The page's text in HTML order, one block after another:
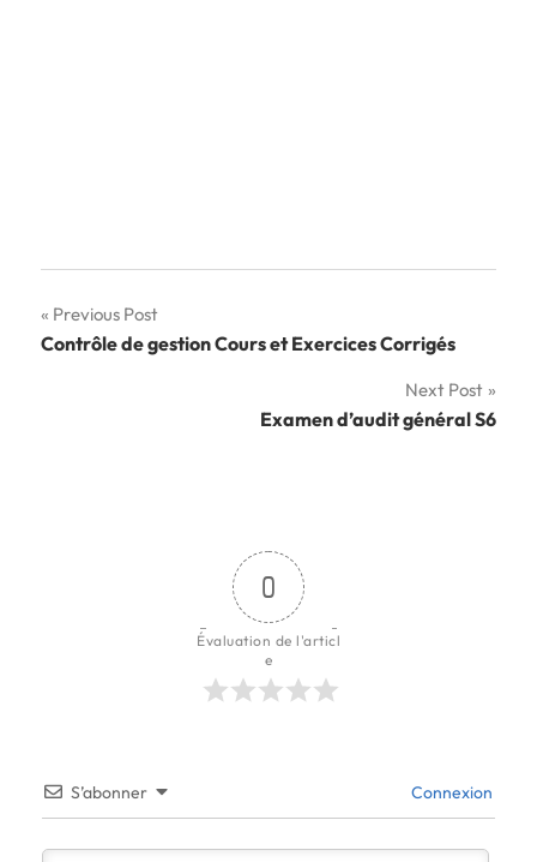
Navigation
Previous Post
Contrôle de gestion Cours et Exercices Corrigés
Next Post
Examen d’audit général S6
0
Évaluation de l'articl
e
S’abonner Connexion